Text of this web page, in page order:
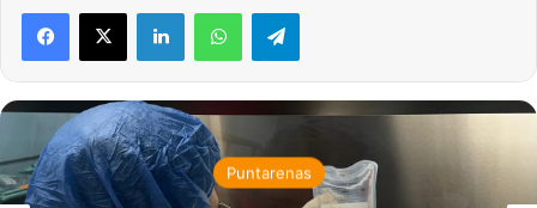
LinkedInWhatsAppTelegram
Puntarenas